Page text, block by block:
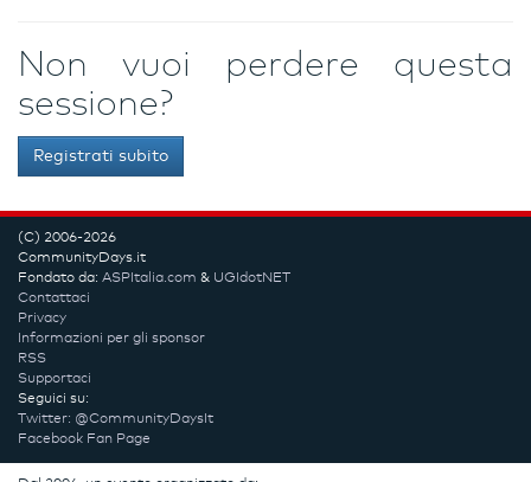
Non vuoi perdere questa
sessione?
Registrati subito
(C) 2006-2026
CommunityDays.it
Fondato da: ASPItalia.com & UGIdotNET
Contattaci
Privacy
Informazioni per gli sponsor
RSS
Supportaci
Seguici su:
Twitter: @CommunityDaysIt
Facebook Fan Page